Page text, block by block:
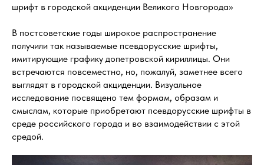
шрифт в городской акциденции Великого Новгорода»
В постсоветские годы широкое распространение
получили так называемые псевдорусские шрифты,
имитирующие графику допетровской кириллицы. Они
встречаются повсеместно, но, пожалуй, заметнее всего
выглядят в городской акциденции. Визуальное
исследование посвящено тем формам, образам и
смыслам, которые приобретают псевдорусские шрифты в
среде российского города и во взаимодействии с этой
средой.